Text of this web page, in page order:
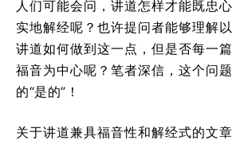
人们可能会问，讲道怎样才能既忠
实地解经呢？也许提问者能够理解
讲道如何做到这一点，但是否每一
福音为中心呢？笔者深信，这个问
的“是的”！
关于讲道兼具福音性和解经式的文